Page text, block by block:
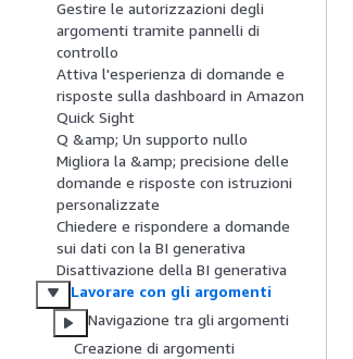
Gestire le autorizzazioni degli
argomenti tramite pannelli di
controllo
Attiva l'esperienza di domande e
risposte sulla dashboard in Amazon
Quick Sight
Q &amp; Un supporto nullo
Migliora la &amp; precisione delle
domande e risposte con istruzioni
personalizzate
Chiedere e rispondere a domande
sui dati con la BI generativa
Disattivazione della BI generativa
Lavorare con gli argomenti
Navigazione tra gli argomenti
Creazione di argomenti